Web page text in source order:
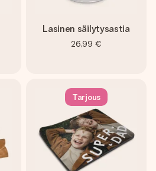
Lasinen säilytysastia
26,99 €
Tarjous